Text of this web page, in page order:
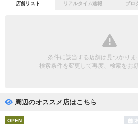
初回割引あり リ
団
ペアルームあり
フットバスあり 岩盤
店舗リスト リアルタイム速報 ブロ
条件に該当する店舗は見つかりま
検索条件を変更して再度、検索をお
周辺のオススメ店はこちら
OPEN